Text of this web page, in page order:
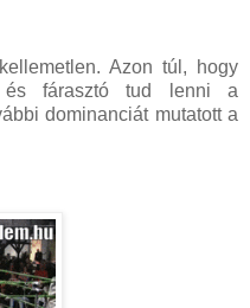
Azon túl, hogy
és fárasztó tud lenni a
dominanciát mutatott a